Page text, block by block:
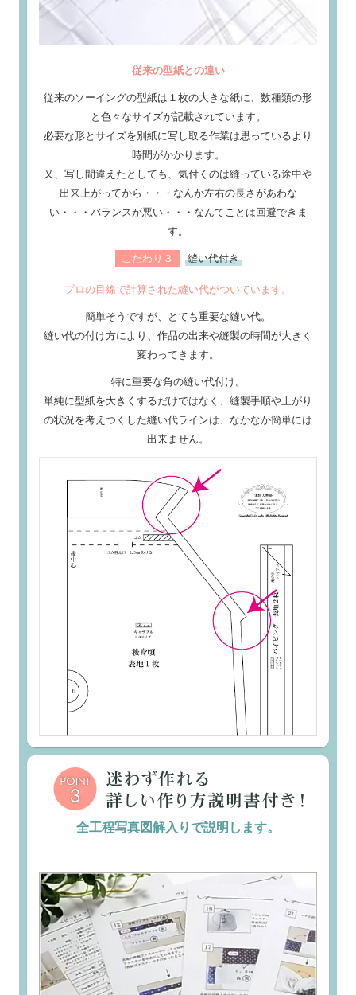
従来の型紙との違い
従来のソーイングの型紙は１枚の大きな紙に、数種類の形
と色々なサイズが記載されています。
必要な形とサイズを別紙に写し取る作業は思っているより
時間がかかります。
又、写し間違えたとしても、気付くのは縫っている途中や
出来上がってから・・・なんか左右の長さがあわな
い・・・バランスが悪い・・・なんてことは回避できま
す。
こだわり３ 縫い代付き
プロの目線で計算された縫い代がついています。
簡単そうですが、とても重要な縫い代。
縫い代の付け方により、作品の出来や縫製の時間が大きく
変わってきます。
特に重要な角の縫い代付け。
単純に型紙を大きくするだけではなく、縫製手順や上がり
の状況を考えつくした縫い代ラインは、なかなか簡単には
出来ません。
全工程写真図解入りで説明します。